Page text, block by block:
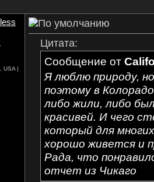
USA |
Цитата:
Сообщение от
Я люблю природу,
поэтому в
либо жили, либо
красивей. И чего
который для
хорошо живется и
Рада, что
отчет из Чикаго